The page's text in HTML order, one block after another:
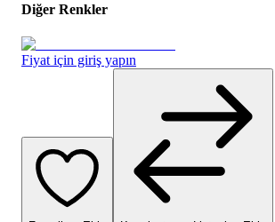
Diğer Renkler
Fiyat için giriş yapın